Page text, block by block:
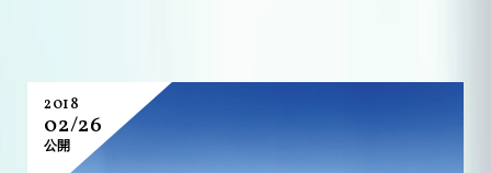
2018
02/26
公開